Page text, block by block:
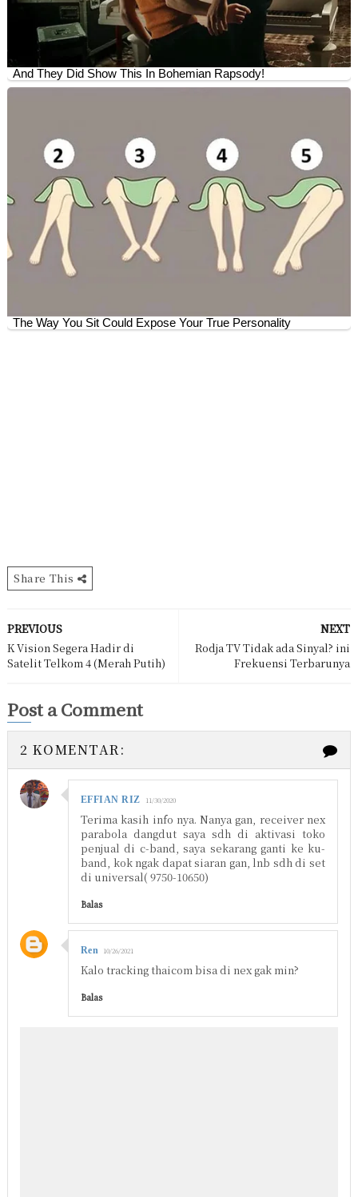
Share This
NEXT
Rodja TV Tidak ada Sinyal? ini
Frekuensi Terbarunya
PREVIOUS
K Vision Segera Hadir di
Satelit Telkom 4 (Merah Putih)
Post a Comment
2 KOMENTAR:
EFFIAN RIZ 11/30/2020
Terima kasih info nya. Nanya gan, receiver nex
parabola dangdut saya sdh di aktivasi toko
penjual di c-band, saya sekarang ganti ke ku-
band, kok ngak dapat siaran gan, lnb sdh di set
di universal( 9750-10650)
Balas
Ren 10/26/2021
Kalo tracking thaicom bisa di nex gak min?
Balas